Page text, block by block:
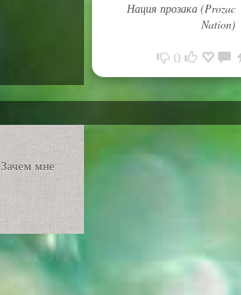
Нация прозака (Prozac
Nation)
0
Зачем мне